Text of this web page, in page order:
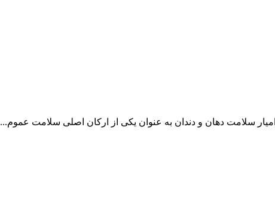
سلامت دهان و دندان به عنوان یکی از ارکان اصلی سلامت عموم...